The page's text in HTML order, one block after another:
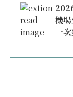
機
一次